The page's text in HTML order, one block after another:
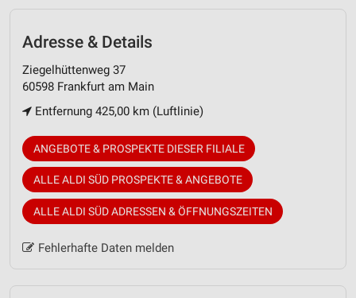
Adresse & Details
Ziegelhüttenweg 37
60598 Frankfurt am Main
Entfernung 425,00 km (Luftlinie)
ANGEBOTE & PROSPEKTE DIESER FILIALE
ALLE ALDI SÜD PROSPEKTE & ANGEBOTE
ALLE ALDI SÜD ADRESSEN & ÖFFNUNGSZEITEN
Fehlerhafte Daten melden